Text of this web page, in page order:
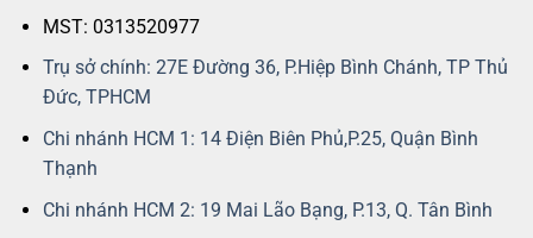
MST: 0313520977
Trụ sở chính: 27E Đường 36, P.Hiệp Bình Chánh, TP Thủ
Đức, TPHCM
Chi nhánh HCM 1: 14 Điện Biên Phủ,P.25, Quận Bình
Thạnh
Chi nhánh HCM 2: 19 Mai Lão Bạng, P.13, Q. Tân Bình